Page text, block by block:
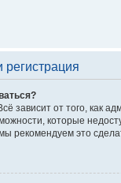
зависит от того, как
которые
рекомендуем это